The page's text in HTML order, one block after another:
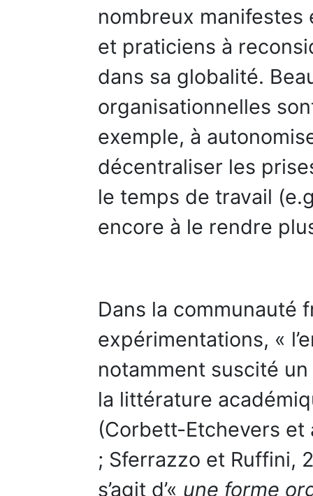
nombreux
et praticiens à
dans sa globalité.
organisationnelles
exemple, à
décentraliser les
le temps de travail
encore à le rendre
Dans la communauté
expérimentations, «
notamment suscité
la littérature
(Corbett-Etchevers et
; Sferrazzo et Ruffini,
s’agit d’« une forme